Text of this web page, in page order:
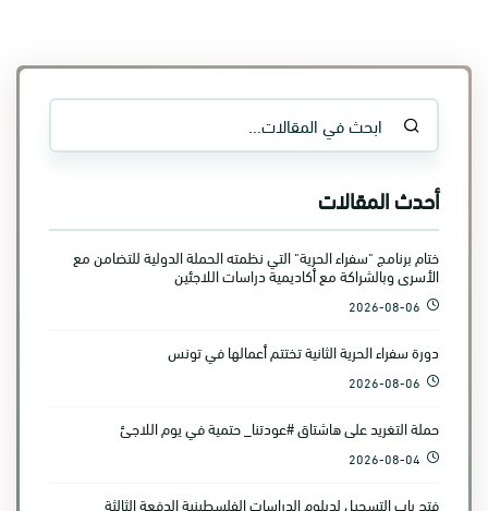
أحدث المقالات
ختام برنامج "سفراء الحرية" التي نظمته الحملة الدولية للتضامن مع
الأسرى وبالشراكة مع أكاديمية دراسات اللاجئين
2026-08-06
دورة سفراء الحرية الثانية تختتم أعمالها في تونس
2026-08-06
حملة التغريد على هاشتاق #عودتنا_ حتمية في يوم اللاجئ
2026-08-04
فتح باب التسجيل لدبلوم الدراسات الفلسطينية الدفعة الثالثة